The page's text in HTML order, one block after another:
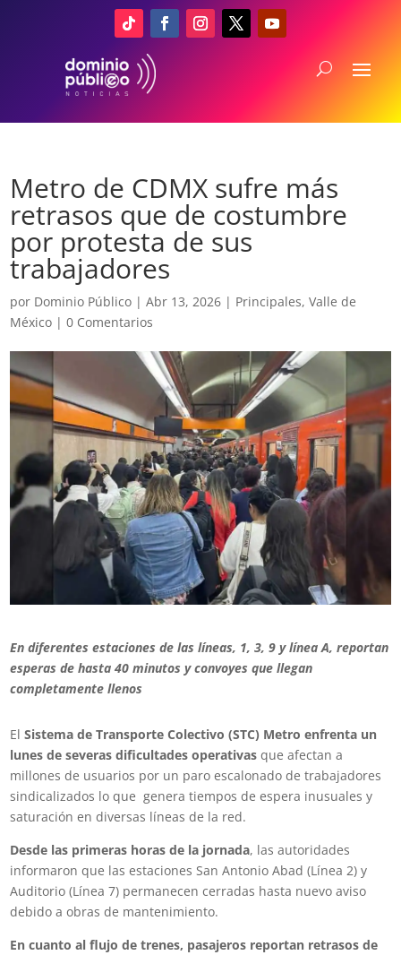
Metro de CDMX sufre más
retrasos que de costumbre
por protesta de sus
trabajadores
por Dominio Público |Abr 13, 2026 | Principales,Valle de
México |0 Comentarios
En diferentes estaciones de las líneas, 1, 3, 9 y línea A, reportan
esperas de hasta 40 minutos y convoyes que llegan
completamente llenos
ElSistema de Transporte Colectivo (STC) Metro enfrenta un
lunes de severas dificultades operativas que afectan a
millones de usuarios por un paro escalonado de trabajadores
sindicalizados lo que genera tiempos de espera inusuales y
saturación en diversas líneas de la red.
Desde las primeras horas de la jornada, las autoridades
informaron que las estaciones San Antonio Abad (Línea 2) y
Auditorio (Línea 7) permanecen cerradas hasta nuevo aviso
debido a obras de mantenimiento.
En cuanto al flujo de trenes, pasajeros reportan retrasos de